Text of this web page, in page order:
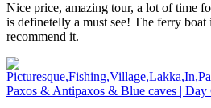
Nice price, amazing tour, a lot of time
is definetelly a must see! The ferry
recommend it.
Paxos & Antipaxos & Blue caves | Day